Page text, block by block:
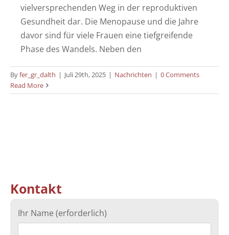
vielversprechenden Weg in der reproduktiven
Gesundheit dar. Die Menopause und die Jahre
davor sind für viele Frauen eine tiefgreifende
Phase des Wandels. Neben den
Byfer_gr_dalth | Juli 29th, 2025 | Nachrichten | 0 Comments
Read More
Kontakt
Ihr Name (erforderlich)